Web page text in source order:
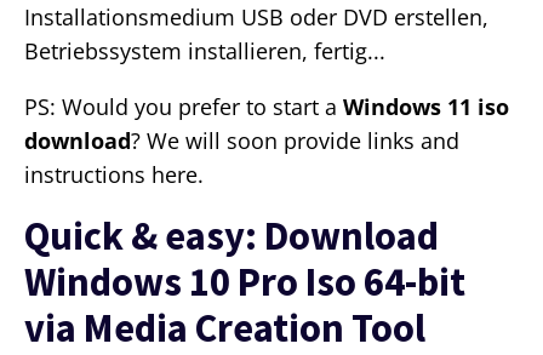
Installationsmedium USB oder DVD erstellen,
Betriebssystem installieren, fertig...
PS: Would you prefer to start a Windows 11 iso
download? We will soon provide links and
instructions here.
Quick & easy: Download
Windows 10 Pro Iso 64-bit
via Media Creation Tool